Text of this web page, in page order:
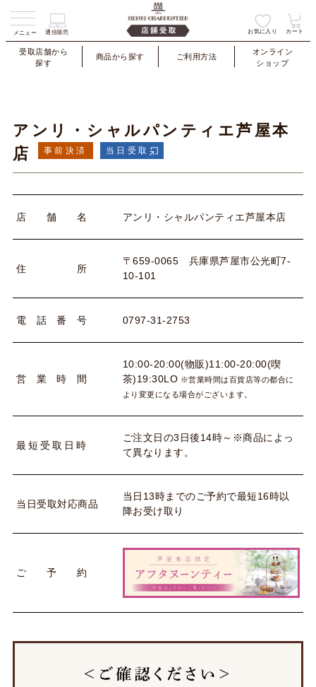
メニュー 通信販売 お気に入り カート
受取店舗から
探す
商品から探す ご利用方法
オンライン
ショップ
アンリ・シャルパンティエ芦屋本
店
事前決済 当日受取
店 舗 名 アンリ・シャルパンティエ芦屋本店
住 所
〒659-0065 兵庫県芦屋市公光町7-
10-101
電 話 番 号 0797-31-2753
営 業 時 間
10:00-20:00(物販)11:00-20:00(喫
茶)19:30LO ※営業時間は百貨店等の都合に
より変更になる場合がございます。
最短 受 取 日 時
ご注文日の3日後14時～※商品によっ
て異なります。
当 日受取対応商品
当日13時までのご予約で最短16時以
降お受け取り
ご 予 約